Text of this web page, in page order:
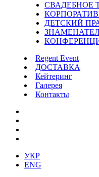
СВАДЕБНОЕ
ДЕТСКИЙ
Regent Event
ДОСТАВКА
Кейтеринг
Галерея
Контакты
УКР
ENG